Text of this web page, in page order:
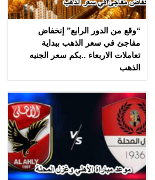
“وقع من الدور الرابع” إنخفاض
مفاجئ في سعر الذهب ببداية
تعاملات الاربعاء ..بكم سعر الجنيه
الذهب